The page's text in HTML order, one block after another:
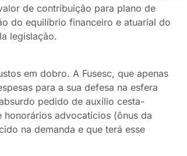
de contribuição para plano de
do equilíbrio financeiro e atuarial do
legislação.
em dobro. A Fusesc, que apenas
para a sua defesa na esfera
pedido de auxílio cesta-
advocatícios (ônus da
na demanda e que terá esse